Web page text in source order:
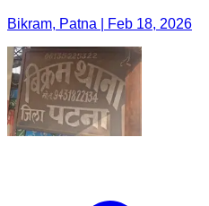
Bikram, Patna | Feb 18, 2026